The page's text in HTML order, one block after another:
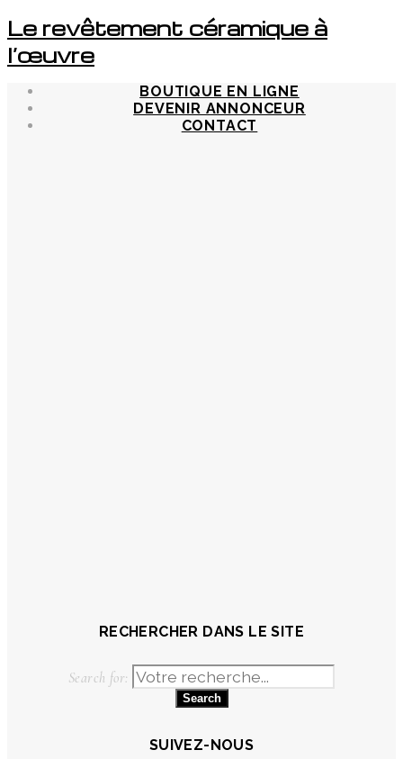
Le revêtement céramique à
l’œuvre
BOUTIQUE EN LIGNE
DEVENIR ANNONCEUR
CONTACT
RECHERCHER DANS LE SITE
Search for:
SUIVEZ-NOUS